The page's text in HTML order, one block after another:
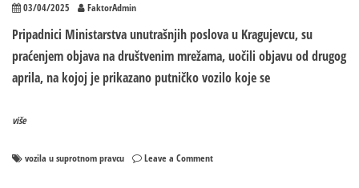
03/04/2025 FaktorAdmin
Pripadnici Ministarstva unutrašnjih poslova u Kragujevcu, su
praćenjem objava na društvenim mrežama, uočili objavu od drugog
aprila, na kojoj je prikazano putničko vozilo koje se
više
vozila u suprotnom pravcu Leave a Commenton